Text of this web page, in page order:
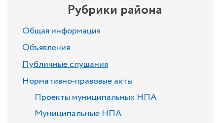
Рубрики района
Общая информация
Объявления
Публичные слушания
Нормативно-правовые акты
Проекты муниципальных НПА
Муниципальные НПА